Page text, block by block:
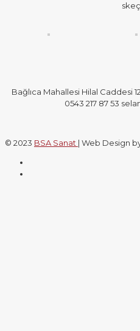
Bağlıca Mahallesi Hilal Caddesi
0543 217 87 53
© 2023 BSA Sanat | Web Design